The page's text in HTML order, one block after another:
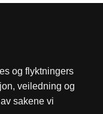
og flyktningers
veiledning og
sakene vi